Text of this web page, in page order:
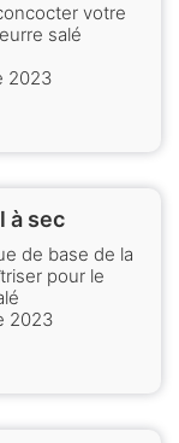
votre
salé
2023
à sec
de base de la
pour le
2023